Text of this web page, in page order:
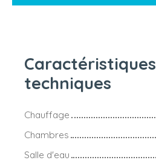
Caractéristiques
techniques
Chauffage
Chambres
Salle d'eau